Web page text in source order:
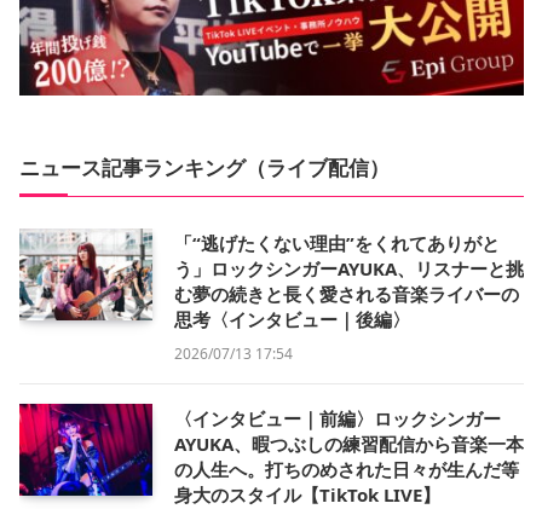
ニュース記事ランキング（ライブ配信）
「“逃げたくない理由”をくれてありがと
う」ロックシンガーAYUKA、リスナーと挑
む夢の続きと長く愛される音楽ライバーの
思考〈インタビュー｜後編〉
2026/07/13 17:54
〈インタビュー｜前編〉ロックシンガー
AYUKA、暇つぶしの練習配信から音楽一本
の人生へ。打ちのめされた日々が生んだ等
身大のスタイル【TikTok LIVE】